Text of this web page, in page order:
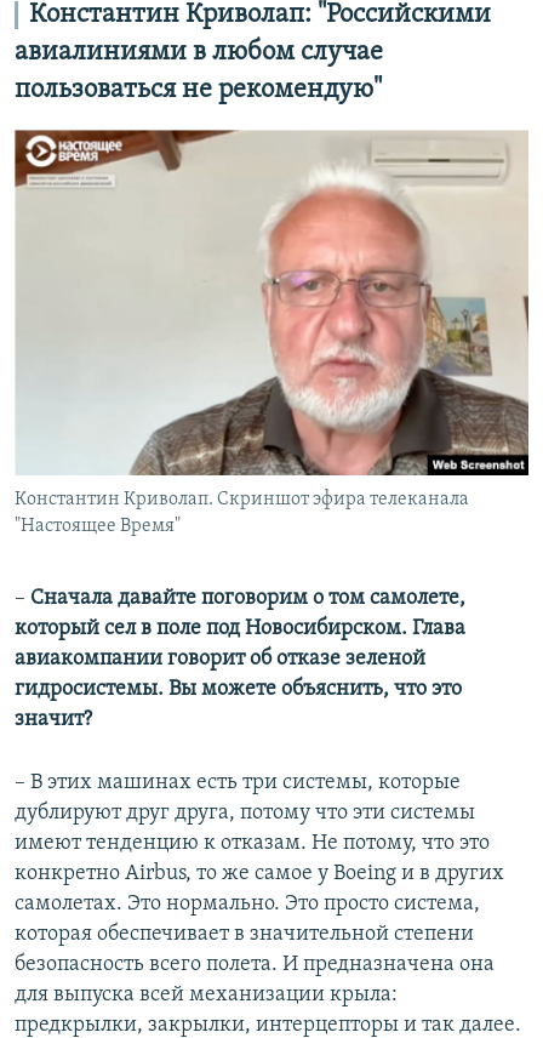
Константин Криволап: "Российскими
авиалиниями в любом случае
пользоваться не рекомендую"
Константин Криволап. Скриншот эфира телеканала
"Настоящее Время"
– Сначала давайте поговорим о том самолете,
который сел в поле под Новосибирском. Глава
авиакомпании говорит об отказе зеленой
гидросистемы. Вы можете объяснить, что это
значит?
– В этих машинах есть три системы, которые
дублируют друг друга, потому что эти системы
имеют тенденцию к отказам. Не потому, что это
конкретно Airbus, то же самое у Boeing и в других
самолетах. Это нормально. Это просто система,
которая обеспечивает в значительной степени
безопасность всего полета. И предназначена она
для выпуска всей механизации крыла:
предкрылки, закрылки, интерцепторы и так далее.